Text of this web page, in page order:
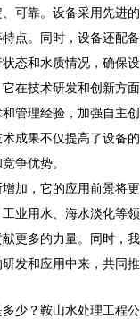
可靠。设备采用先进的
点。同时，设备还配备
态和水质情况，确保设
在技术研发和创新方面
管理经验，加强自主创
成果不仅提高了设备的
争优势。
加，它的应用前景将更
业用水、海水淡化等领
更多的力量。同时，我
发和应用中来，共同推
少？鞍山水处理工程公